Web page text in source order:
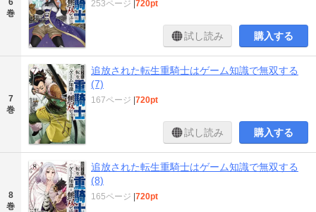
巻
253ページ |720pt
試し読み 購入する
7
巻
追放された転生重騎士はゲーム知識で無双する
(7)
167ページ |720pt
試し読み 購入する
8
巻
追放された転生重騎士はゲーム知識で無双する
(8)
165ページ |720pt